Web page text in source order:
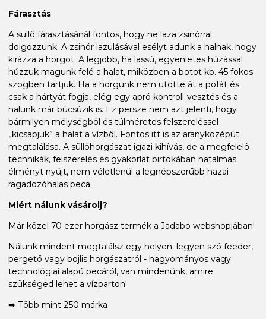
Fárasztás
A süllő fárasztásánál fontos, hogy ne laza zsinórral
dolgozzunk. A zsinór lazulásával esélyt adunk a halnak, hogy
kirázza a horgot. A legjobb, ha lassú, egyenletes húzással
húzzuk magunk felé a halat, miközben a botot kb. 45 fokos
szögben tartjuk. Ha a horgunk nem ütötte át a pofát és
csak a hártyát fogja, elég egy apró kontroll-vesztés és a
halunk már búcsúzik is. Ez persze nem azt jelenti, hogy
bármilyen mélységből és túlméretes felszereléssel
„kicsapjuk” a halat a vízből. Fontos itt is az aranyközépút
megtalálása. A süllőhorgászat igazi kihívás, de a megfelelő
technikák, felszerelés és gyakorlat birtokában hatalmas
élményt nyújt, nem véletlenül a legnépszerűbb hazai
ragadozóhalas peca.
Miért nálunk vásárolj?
Már közel 70 ezer horgász termék a Jadabo webshopjában!
Nálunk mindent megtalálsz egy helyen: legyen szó feeder,
pergető vagy bojlis horgászatról - hagyományos vagy
technológiai alapú pecáról, van mindenünk, amire
szükséged lehet a vízparton!
➡ Több mint 250 márka